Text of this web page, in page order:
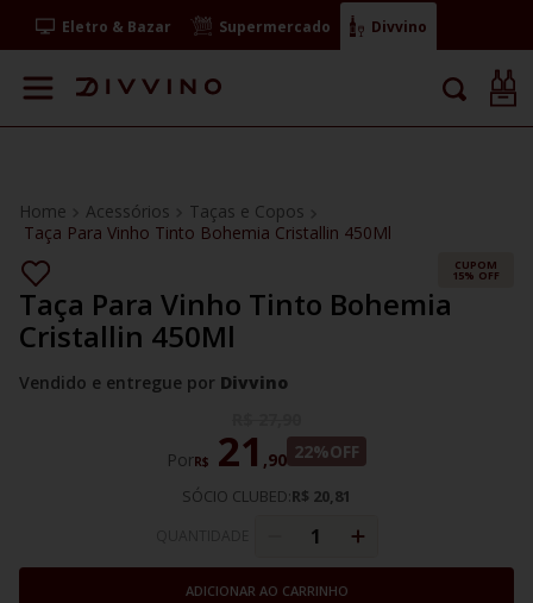
Eletro & Bazar Supermercado Divvino
Acessórios
Taças e Copos
Taça Para Vinho Tinto Bohemia Cristallin 450Ml
CUPOM
15% OFF
Taça Para Vinho Tinto Bohemia
Cristallin 450Ml
Vendido e entregue por Divvino
PorR$ 21 ,90 22%OFF
SÓCIO CLUBED:R$ 20,81
ADICIONAR AO CARRINHO